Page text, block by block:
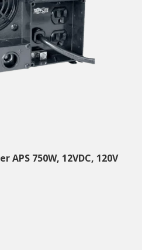
750W, 12VDC, 120V